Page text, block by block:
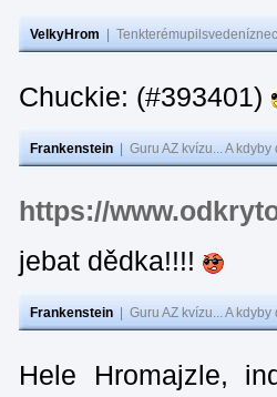
VelkyHrom
Chuckie: (#393401)
Frankenstein Guru AZ kvízu... A
https://
jebat dědka!!!!
Frankenstein Guru AZ kvízu... A
Hele Hromajzle,